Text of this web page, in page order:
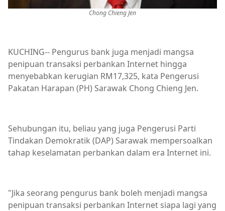
Chong Chieng Jen
KUCHING-- Pengurus bank juga menjadi mangsa
penipuan transaksi perbankan Internet hingga
menyebabkan kerugian RM17,325, kata Pengerusi
Pakatan Harapan (PH) Sarawak Chong Chieng Jen.
Sehubungan itu, beliau yang juga Pengerusi Parti
Tindakan Demokratik (DAP) Sarawak mempersoalkan
tahap keselamatan perbankan dalam era Internet ini.
"Jika seorang pengurus bank boleh menjadi mangsa
penipuan transaksi perbankan Internet siapa lagi yang